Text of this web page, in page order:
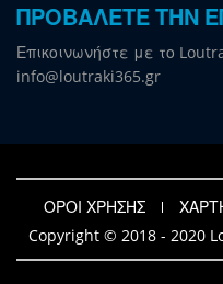
ΠΡΟΒΑΛΕΤΕ ΤΗΝ
Επικοινωνήστε με το
info@loutraki365.gr
ΟΡΟΙ ΧΡΗΣΗΣ
Copyright © 2018 - 2020